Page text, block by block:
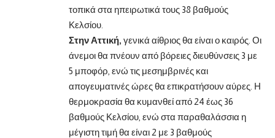
τοπικά στα ηπειρωτικά τους 38 βαθμούς
Κελσίου.
Στην Αττική, γενικά αίθριος θα είναι ο καιρός. Οι
άνεμοι θα πνέουν από βόρειες διευθύνσεις 3 με
5 μποφόρ, ενώ τις μεσημβρινές και
απογευματινές ώρες θα επικρατήσουν αύρες. Η
θερμοκρασία θα κυμανθεί από 24 έως 36
βαθμούς Κελσίου, ενώ στα παραθαλάσσια η
μέγιστη τιμή θα είναι 2 με 3 βαθμούς